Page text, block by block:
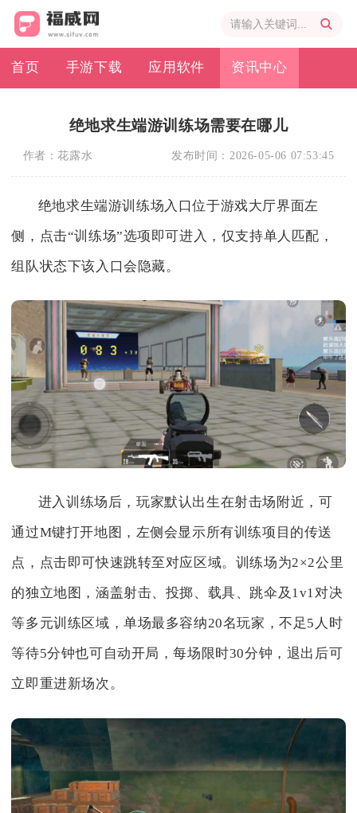
首页 手游下载 应用软件 资讯中心
绝地求生端游训练场需要在哪儿
作者：花露水 发布时间： 2026-05-06 07:53:45
绝地求生端游训练场入口位于游戏大厅界面左
侧，点击“训练场”选项即可进入，仅支持单人匹配，
组队状态下该入口会隐藏。
进入训练场后，玩家默认出生在射击场附近，可
通过M键打开地图，左侧会显示所有训练项目的传送
点，点击即可快速跳转至对应区域。训练场为2×2公里
的独立地图，涵盖射击、投掷、载具、跳伞及1v1对决
等多元训练区域，单场最多容纳20名玩家，不足5人时
等待5分钟也可自动开局，每场限时30分钟，退出后可
立即重进新场次。